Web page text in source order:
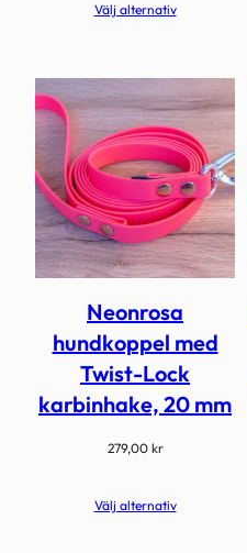
Välj alternativ
Neonrosa
hundkoppel med
Twist-Lock
karbinhake, 20 mm
279,00 kr
Välj alternativ